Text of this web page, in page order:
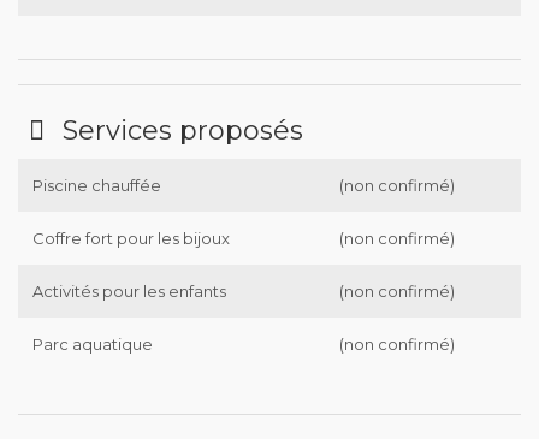
Services proposés
Piscine chauffée (non confirmé)
Coffre fort pour les bijoux (non confirmé)
Activités pour les enfants (non confirmé)
Parc aquatique (non confirmé)